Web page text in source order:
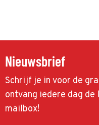
Nieuwsbrief
Schrijf je in voor de
ontvang iedere dag
mailbox!